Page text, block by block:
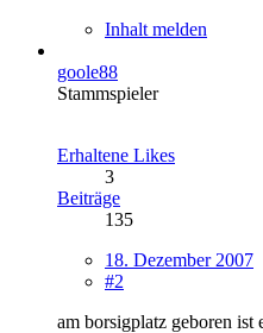
Inhalt melden
goole88
Stammspieler
Erhaltene Likes
3
Beiträge
135
18. Dezember 2007
#2
am borsigplatz geboren ist